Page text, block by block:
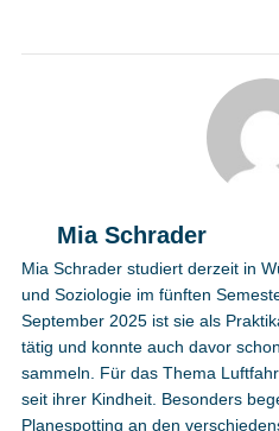
Mia Schrader
Mia Schrader studiert derzeit in
und Soziologie im fünften
September 2025 ist sie als
tätig und konnte auch davor
sammeln. Für das Thema
seit ihrer Kindheit. Besonders
Planespotting an den